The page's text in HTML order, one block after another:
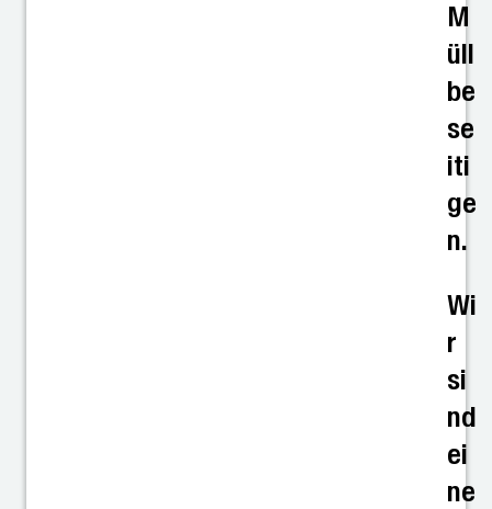
M
üll
be
se
iti
ge
n.
Wi
r
si
nd
ei
ne